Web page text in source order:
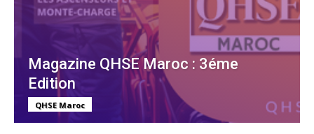
Magazine QHSE Maroc : 3éme
Edition
QHSE Maroc